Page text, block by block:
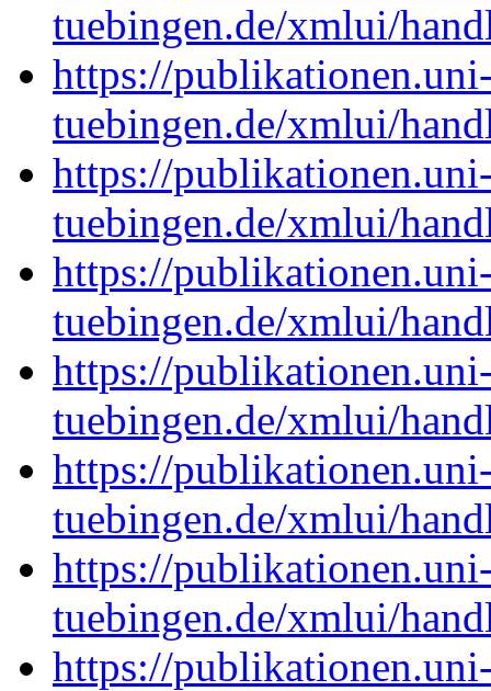
tuebingen.de/xmlui/
https://
tuebingen.de/xmlui/
https://
tuebingen.de/xmlui/
https://
tuebingen.de/xmlui/
https://
tuebingen.de/xmlui/
https://
tuebingen.de/xmlui/
https://
tuebingen.de/xmlui/
https://